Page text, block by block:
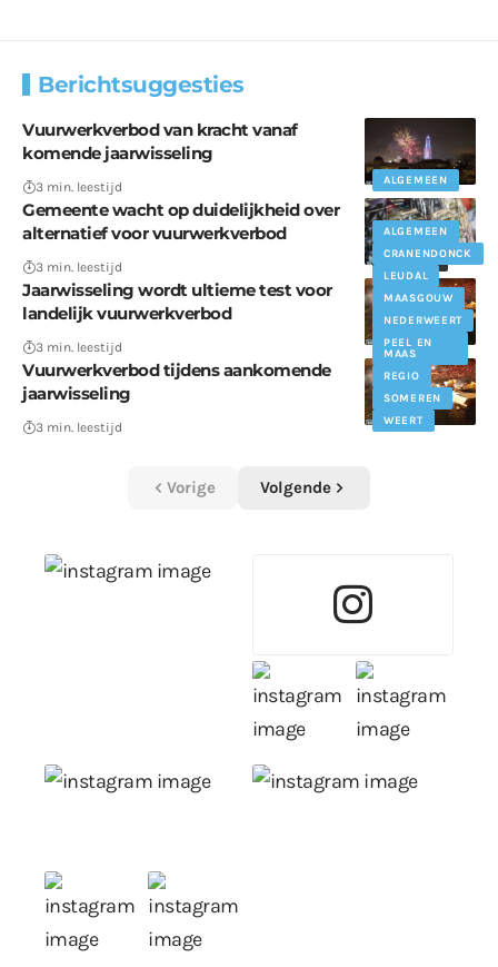
Berichtsuggesties
ALGEMEEN
Vuurwerkverbod van kracht vanaf
komende jaarwisseling
3 min. leestijd
POLITIEK
Gemeente wacht op duidelijkheid over
alternatief voor vuurwerkverbod
3 min. leestijd
ALGEMEEN
WEERT
Jaarwisseling wordt ultieme test voor
landelijk vuurwerkverbod
3 min. leestijd
ALGEMEEN
CRANENDONCK
LEUDAL
MAASGOUW
NEDERWEERT
PEEL EN
MAAS
REGIO
SOMEREN
WEERT
Vuurwerkverbod tijdens aankomende
jaarwisseling
3 min. leestijd
Vorige Volgende